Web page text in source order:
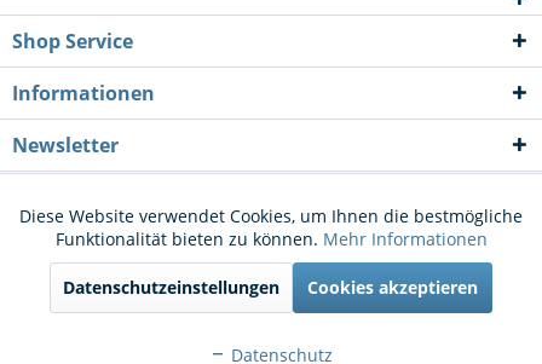
Shop Service
Informationen
Newsletter
* Alle Preise inkl. gesetzl. Mehrwertsteuer zzgl.Versandkostenund ggf.
Nachnahmegebühren, wenn nicht anders beschrieben
Cookie-Einstellungen
Kontakt
Funktionale Aktiv
Marketing Aktiv
Diese Website verwendet Cookies, um Ihnen die bestmögliche
Funktionalität bieten zu können. Mehr Informationen
Datenschutzeinstellungen Cookies akzeptieren
Datenschutz